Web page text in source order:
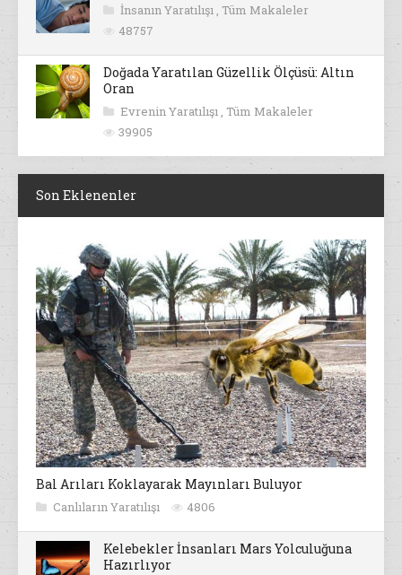
İnsanın Yaratılışı , Tüm Makaleler
48757
Doğada Yaratılan Güzellik Ölçüsü: Altın
Oran
Evrenin Yaratılışı , Tüm Makaleler
39905
Son Eklenenler
Bal Arıları Koklayarak Mayınları Buluyor
Canlıların Yaratılışı 4806
Kelebekler İnsanları Mars Yolculuğuna
Hazırlıyor